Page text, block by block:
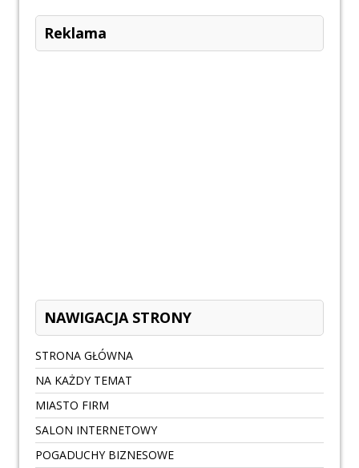
Reklama
NAWIGACJA STRONY
STRONA GŁÓWNA
NA KAŻDY TEMAT
MIASTO FIRM
SALON INTERNETOWY
POGADUCHY BIZNESOWE